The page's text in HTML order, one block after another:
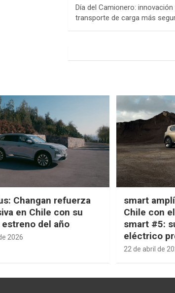
Día del Camionero:
transporte de carga más
Changan refuerza
en Chile con su
del año
2026
smart
Chile con
smart #5:
eléctrico
22 de abril de